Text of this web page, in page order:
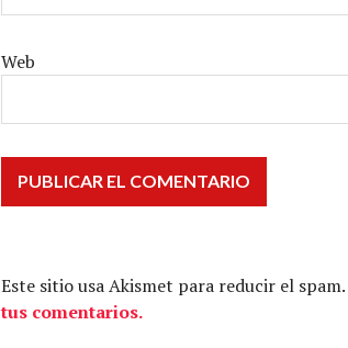
Web
Este sitio usa Akismet para reducir el spam.
tus comentarios.